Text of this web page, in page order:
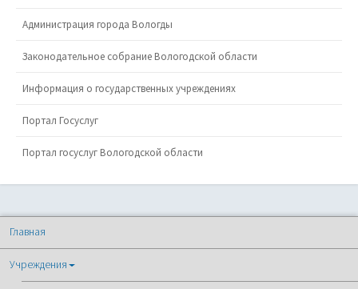
Администрация города Вологды
Законодательное собрание Вологодской области
Информация о государственных учреждениях
Портал Госуслуг
Портал госуслуг Вологодской области
Главная
Учреждения